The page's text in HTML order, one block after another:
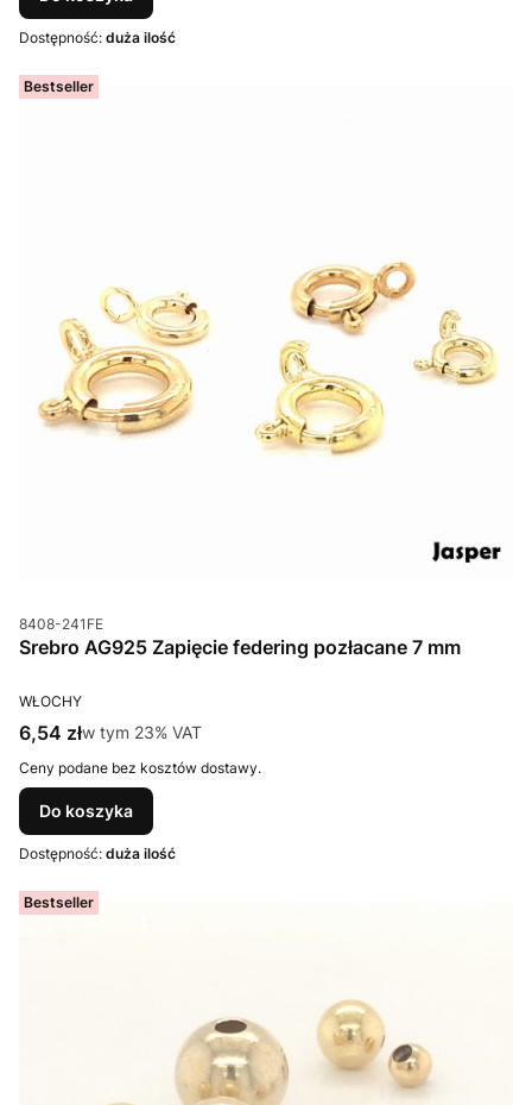
Dostępność: duża ilość
Bestseller
Kod produktu
8408-241FE
Srebro AG925 Zapięcie federing pozłacane 7 mm
PRODUCENT
WŁOCHY
Cena brutto
6,54 złw tym %s VAT
w tym 23% VAT
Ceny podane bez kosztów dostawy.
Do koszyka
Dostępność: duża ilość
Bestseller